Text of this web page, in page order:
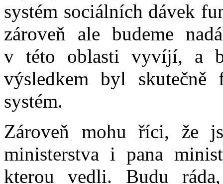
systém sociálních dávek
zároveň ale budeme
v této oblasti vyvíjí, a
výsledkem byl
systém.
Zároveň mohu říci, že
ministerstva i pana
kterou vedli. Budu